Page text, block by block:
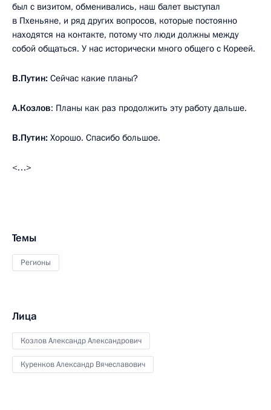
был с визитом, обменивались, наш балет выступал
в Пхеньяне, и ряд других вопросов, которые постоянно
находятся на контакте, потому что люди должны между
собой общаться. У нас исторически много общего с Кореей.
В.Путин: Сейчас какие планы?
А.Козлов: Планы как раз продолжить эту работу дальше.
В.Путин: Хорошо. Спасибо большое.
<…>
Темы
Регионы
Лица
Козлов Александр Александрович
Куренков Александр Вячеславович